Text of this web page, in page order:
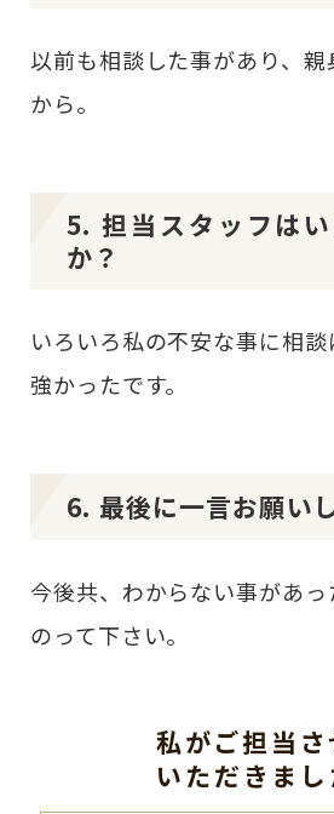
以前も相談した事があり、親
から。
5. 担当スタッフは
か？
いろいろ私の不安な事に相
強かったです。
6. 最後に一言お願い
今後共、わからない事があ
のって下さい。
私がご担当さ
いただきまし